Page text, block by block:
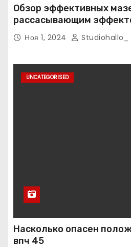
Обзор эффективных
рассасывающим
Ноя 1, 2024 Studiohallo_
UNCATEGORISED
Насколько опасен
впч 45